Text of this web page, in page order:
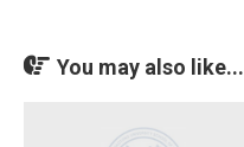
You may also like...